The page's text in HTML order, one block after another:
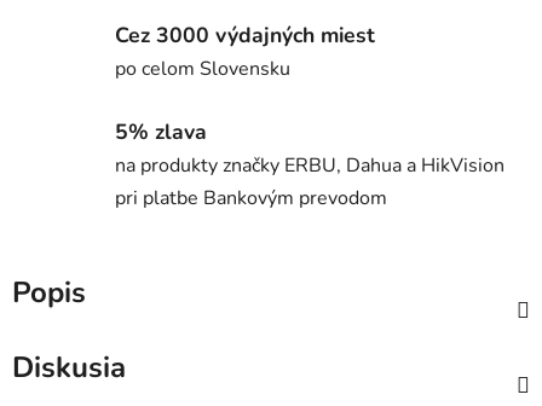
Cez 3000 výdajných miest
po celom Slovensku
5% zlava
na produkty značky ERBU, Dahua a HikVision
pri platbe Bankovým prevodom
Popis
Diskusia